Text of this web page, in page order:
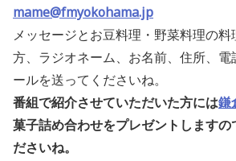
mame@fmyokohama.jp
メッセージとお豆料理・野菜料理の料
方、ラジオネーム、お名前、住所、電
ールを送ってくださいね。
番組で紹介させていただいた方には鎌
菓子詰め合わせをプレゼントしますの
ださいね。